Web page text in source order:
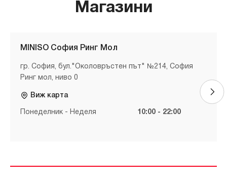
Магазини
MINISO София Ринг Мол
гр. София, бул."Околовръстен път" №214, София
Ринг мол, ниво 0
Виж карта
Понеделник - Неделя 10:00 - 22:00